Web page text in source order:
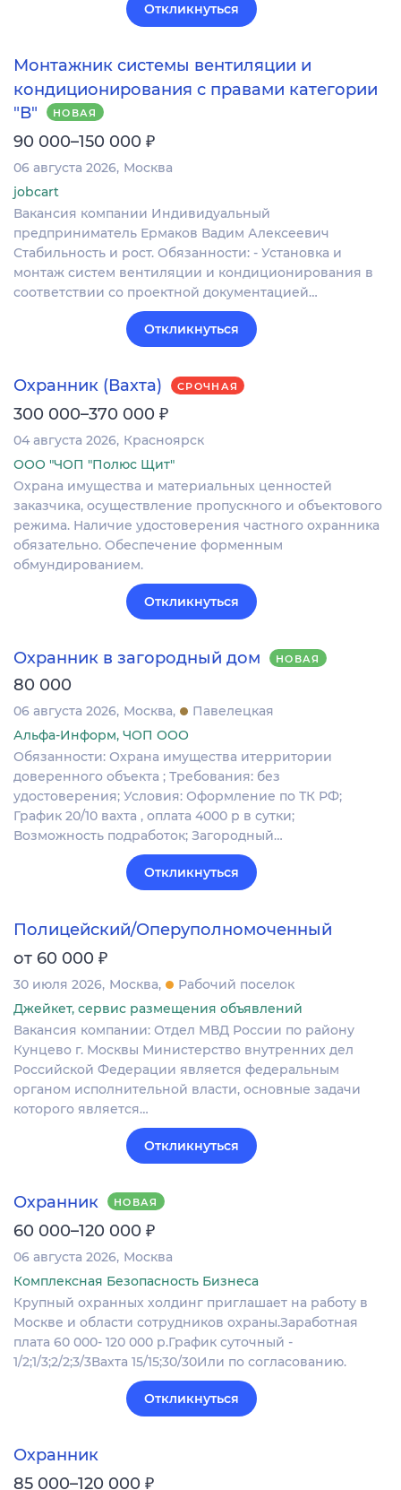
Откликнуться
Монтажник системы вентиляции и
кондиционирования с правами категории
"В"
НОВАЯ
90 000–150 000 ₽
06 августа 2026 Москва
jobcart
Вакансия компании Индивидуальный
предприниматель Ермаков Вадим Алексеевич
Стабильность и рост. Обязанности: - Установка и
монтаж систем вентиляции и кондиционирования в
соответствии со проектной документацией…
Откликнуться
Охранник (Вахта) СРОЧНАЯ
300 000–370 000 ₽
04 августа 2026 Красноярск
ООО "ЧОП "Полюс Щит"
Охрана имущества и материальных ценностей
заказчика, осуществление пропускного и объектового
режима. Наличие удостоверения частного охранника
обязательно. Обеспечение форменным
обмундированием.
Откликнуться
Охранник в загородный дом НОВАЯ
80 000
06 августа 2026 Москва
Павелецкая
Альфа-Информ, ЧОП ООО
Обязанности: Охрана имущества итерритории
доверенного объекта ; Требования: без
удостоверения; Условия: Оформление по ТК РФ;
График 20/10 вахта , оплата 4000 р в сутки;
Возможность подработок; Загородный…
Откликнуться
Полицейский/Оперуполномоченный
от 60 000 ₽
30 июля 2026 Москва
Рабочий поселок
Джейкет, сервис размещения объявлений
Вакансия компании: Отдел МВД России по району
Кунцево г. Москвы Министерство внутренних дел
Российской Федерации является федеральным
органом исполнительной власти, основные задачи
которого является…
Откликнуться
Охранник НОВАЯ
60 000–120 000 ₽
06 августа 2026 Москва
Комплексная Безопасность Бизнеса
Крупный охранных холдинг приглашает на работу в
Москве и области сотрудников охраны.Заработная
плата 60 000- 120 000 р.График суточный -
1/2;1/3;2/2;3/3Вахта 15/15;30/30Или по согласованию.
Откликнуться
Охранник
85 000–120 000 ₽